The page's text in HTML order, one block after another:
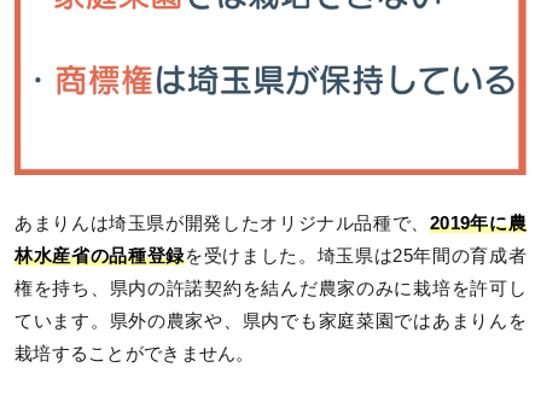
あまりんは埼玉県が開発したオリジナル品種で、 2019年に農
林水産省の品種登録を受けました。埼玉県は25年間の育成者
権を持ち、県内の許諾契約を結んだ農家のみに栽培を許可し
ています。県外の農家や、県内でも家庭菜園ではあまりんを
栽培することができません。